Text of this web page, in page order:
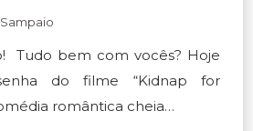
Tudo bem com vocês? Hoje
do filme “Kidnap for
romântica cheia…